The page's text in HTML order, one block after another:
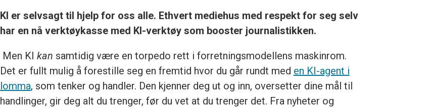
KI er selvsagt til hjelp for oss alle. Ethvert mediehus med respekt for seg selv
har en nå verktøykasse med KI-verktøy som booster journalistikken.
Men KI kan samtidig være en torpedo rett i forretningsmodellens maskinrom.
Det er fullt mulig å forestille seg en fremtid hvor du går rundt med en KI-agent i
lomma, som tenker og handler. Den kjenner deg ut og inn, oversetter dine mål til
handlinger, gir deg alt du trenger, før du vet at du trenger det. Fra nyheter og